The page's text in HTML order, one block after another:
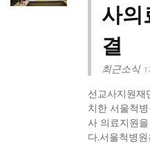
사의
결
최근소식
선교사지원재
치한 서울척
사 의료지원
다.서울척병